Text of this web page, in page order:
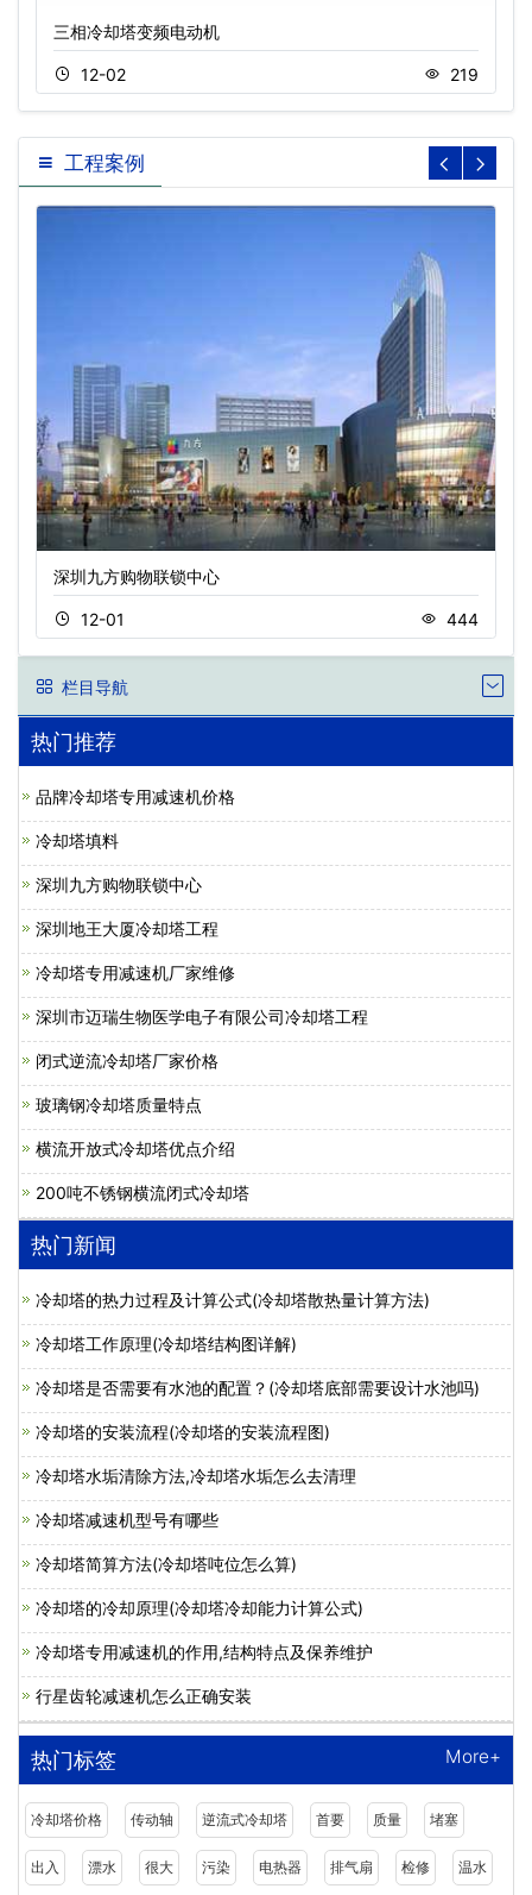
三相冷却塔变频电动机
12-02 219
工程案例
深圳九方购物联锁中心
12-01 444
栏目导航
热门推荐
品牌冷却塔专用减速机价格
冷却塔填料
深圳九方购物联锁中心
深圳地王大厦冷却塔工程
冷却塔专用减速机厂家维修
深圳市迈瑞生物医学电子有限公司冷却塔工程
闭式逆流冷却塔厂家价格
玻璃钢冷却塔质量特点
横流开放式冷却塔优点介绍
200吨不锈钢横流闭式冷却塔
热门新闻
冷却塔的热力过程及计算公式(冷却塔散热量计算方法)
冷却塔工作原理(冷却塔结构图详解)
冷却塔是否需要有水池的配置？(冷却塔底部需要设计水池吗)
冷却塔的安装流程(冷却塔的安装流程图)
冷却塔水垢清除方法,冷却塔水垢怎么去清理
冷却塔减速机型号有哪些
冷却塔简算方法(冷却塔吨位怎么算)
冷却塔的冷却原理(冷却塔冷却能力计算公式)
冷却塔专用减速机的作用,结构特点及保养维护
行星齿轮减速机怎么正确安装
热门标签 More+
冷却塔价格 传动轴 逆流式冷却塔 首要 质量 堵塞
出入 漂水 很大 污染 电热器 排气扇 检修 温水